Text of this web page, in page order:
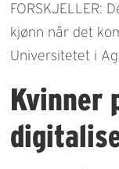
FORSKJELLER:
kjønn når det
Universitetet i
Kvinner